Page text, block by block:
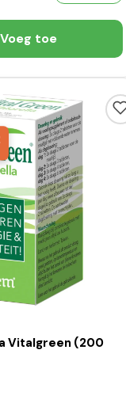
Voeg toe
Vitalgreen (200